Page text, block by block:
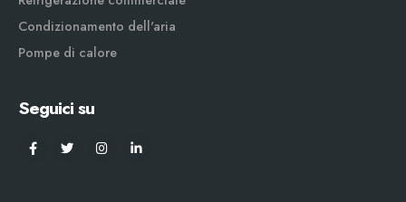
Condizionamento dell'aria
Pompe di calore
Seguici su